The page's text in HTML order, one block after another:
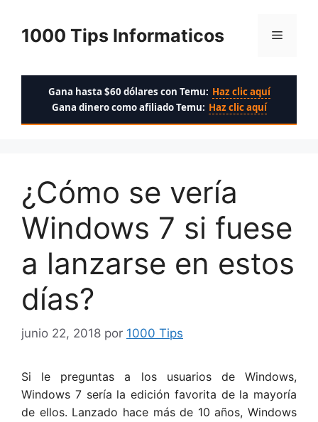
contenido
1000 Tips Informaticos Menú
Gana hasta $60 dólares con Temu: Haz clic aquí
Gana dinero como afiliado Temu: Haz clic aquí
¿Cómo se vería
Windows 7 si fuese
a lanzarse en estos
días?
junio 22, 2018 por 1000 Tips
Si le preguntas a los usuarios de Windows,
Windows 7 sería la edición favorita de la mayoría
de ellos. Lanzado hace más de 10 años, Windows